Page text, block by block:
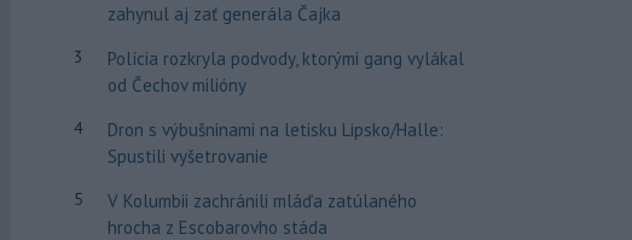
zahynul aj zať generála Čajka
3
Polícia rozkryla podvody, ktorými gang vylákal
od Čechov milióny
4
Dron s výbušninami na letisku Lipsko/Halle:
Spustili vyšetrovanie
5
V Kolumbii zachránili mláďa zatúlaného
hrocha z Escobarovho stáda